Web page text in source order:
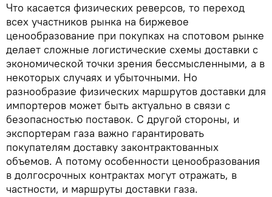
Что касается физических реверсов, то переход
всех участников рынка на биржевое
ценообразование при покупках на спотовом рынке
делает сложные логистические схемы доставки с
экономической точки зрения бессмысленными, а в
некоторых случаях и убыточными. Но
разнообразие физических маршрутов доставки для
импортеров может быть актуально в связи с
безопасностью поставок. С другой стороны, и
экспортерам газа важно гарантировать
покупателям доставку законтрактованных
объемов. А потому особенности ценообразования
в долгосрочных контрактах могут отражать, в
частности, и маршруты доставки газа.